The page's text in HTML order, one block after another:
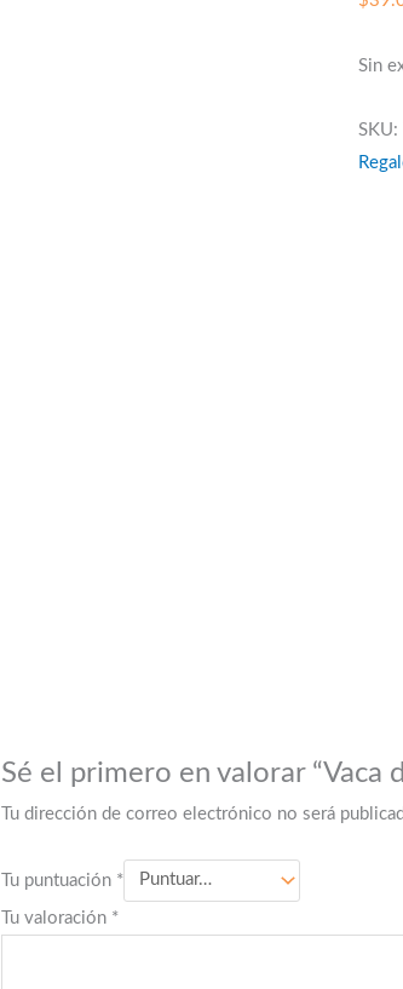
Sin
SKU:
Sé el primero en valorar “Vaca
Tu dirección de correo electrónico no será
Tu puntuación *
Tu valoración *